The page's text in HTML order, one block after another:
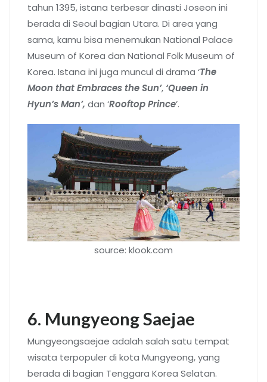
tahun 1395, istana terbesar dinasti Joseon ini
berada di Seoul bagian Utara. Di area yang
sama, kamu bisa menemukan National Palace
Museum of Korea dan National Folk Museum of
Korea. Istana ini juga muncul di drama ‘The
Moon that Embraces the Sun’, ‘Queen in
Hyun’s Man’, dan ‘Rooftop Prince’.
source: klook.com
6. Mungyeong Saejae
Mungyeongsaejae adalah salah satu tempat
wisata terpopuler di kota Mungyeong, yang
berada di bagian Tenggara Korea Selatan.